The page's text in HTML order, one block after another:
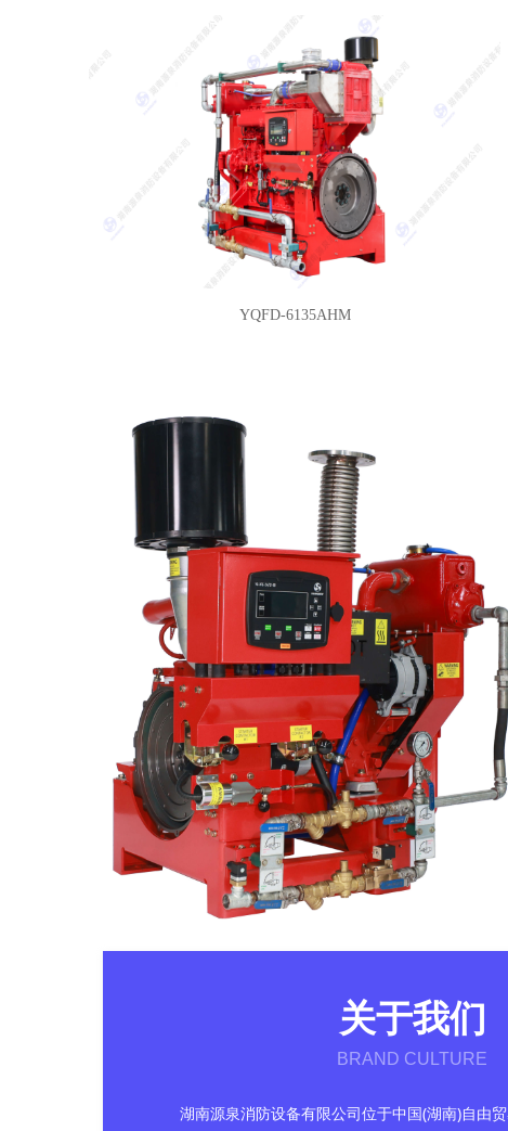
YQFD-6135AHM
关于我们
BRAND CULTURE
湖南源泉消防设备有限公司位于中国(湖南)自由贸